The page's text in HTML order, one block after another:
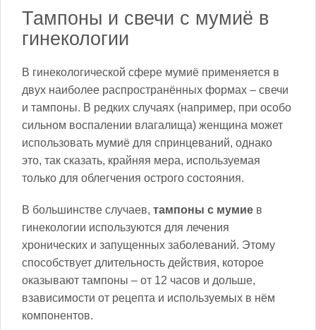
Тампоны и свечи с мумиё в
гинекологии
В гинекологической сфере мумиё применяется в
двух наиболее распространённых формах – свечи
и тампоны. В редких случаях (например, при особо
сильном воспалении влагалища) женщина может
использовать мумиё для спринцеваний, однако
это, так сказать, крайняя мера, используемая
только для облегчения острого состояния.
В большинстве случаев, тампоны с мумие в
гинекологии используются для лечения
хронических и запущенных заболеваний. Этому
способствует длительность действия, которое
оказывают тампоны – от 12 часов и дольше,
взависимости от рецепта и используемых в нём
компонентов.